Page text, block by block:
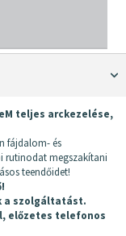
teljes arckezelése,
fájdalom- és
rutinodat megszakítani
teendőidet!
a szolgáltatást.
előzetes telefonos